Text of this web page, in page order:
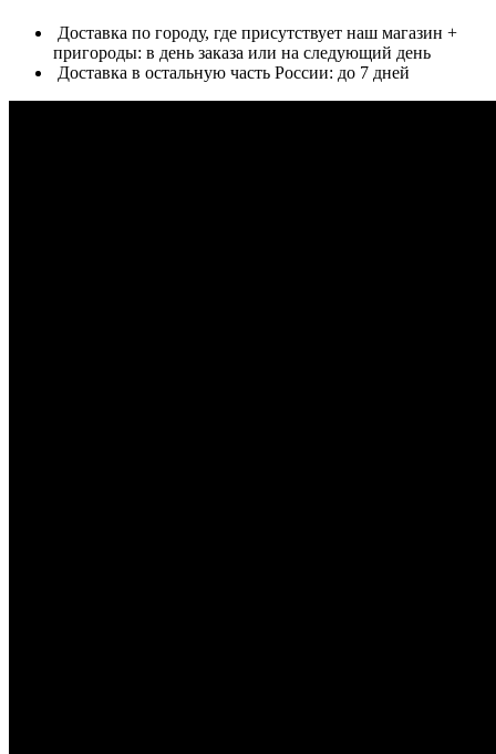
Доставка по городу, где присутствует наш магазин +
пригороды: в день заказа или на следующий день
Доставка в остальную часть России: до 7 дней